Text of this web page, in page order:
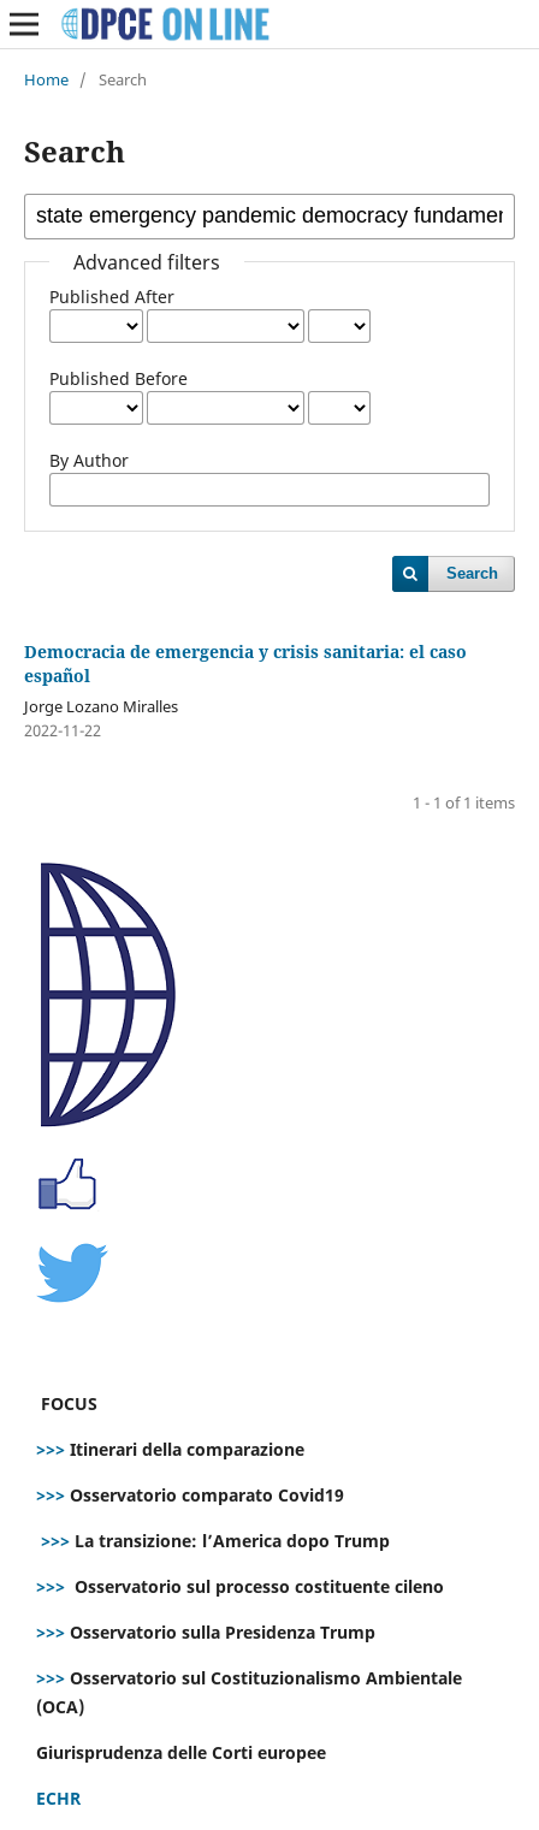
Home / Search
Search
Advanced filters
Published After
Published Before
By Author
Search
Democracia de emergencia y crisis sanitaria: el caso
español
Jorge Lozano Miralles
2022-11-22
1 - 1 of 1 items
FOCUS
>>> Itinerari della comparazione
>>> Osservatorio comparato Covid19
>>> La transizione: l’America dopo Trump
>>> Osservatorio sul processo costituente cileno
>>> Osservatorio sulla Presidenza Trump
>>> Osservatorio sul Costituzionalismo Ambientale
(OCA)
Giurisprudenza delle Corti europee
ECHR